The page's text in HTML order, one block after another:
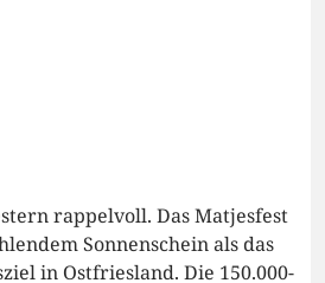
rappelvoll. Das Matjesfest
Sonnenschein als das
in Ostfriesland. Die 150.000-